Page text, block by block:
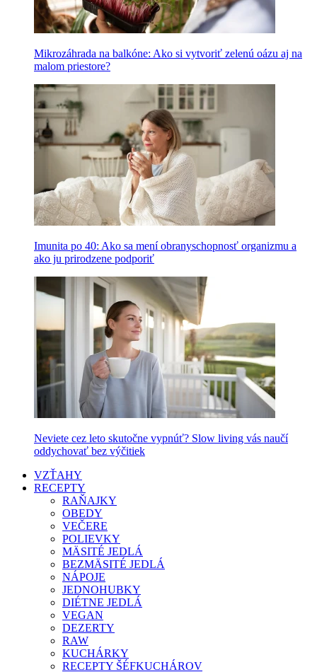
Mikrozáhrada na balkóne: Ako si vytvoriť zelenú oázu aj na
malom priestore?
Imunita po 40: Ako sa mení obranyschopnosť organizmu a
ako ju prirodzene podporiť
Neviete cez leto skutočne vypnúť? Slow living vás naučí
oddychovať bez výčitiek
VZŤAHY
RECEPTY
RAŇAJKY
OBEDY
VEČERE
POLIEVKY
MÄSITÉ JEDLÁ
BEZMÄSITÉ JEDLÁ
NÁPOJE
JEDNOHUBKY
DIÉTNE JEDLÁ
VEGAN
DEZERTY
RAW
KUCHÁRKY
RECEPTY ŠÉFKUCHÁROV